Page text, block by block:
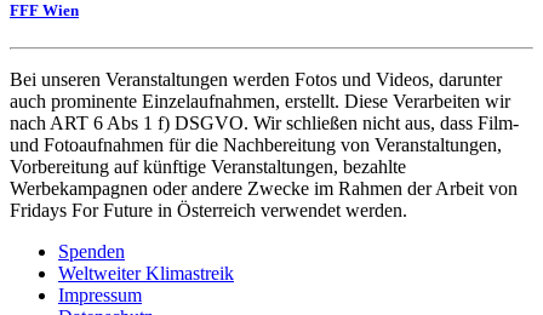
FFF Wien
Bei unseren Veranstaltungen werden Fotos und Videos, darunter
auch prominente Einzelaufnahmen, erstellt. Diese Verarbeiten wir
nach ART 6 Abs 1 f) DSGVO. Wir schließen nicht aus, dass Film-
und Fotoaufnahmen für die Nachbereitung von Veranstaltungen,
Vorbereitung auf künftige Veranstaltungen, bezahlte
Werbekampagnen oder andere Zwecke im Rahmen der Arbeit von
Fridays For Future in Österreich verwendet werden.
Spenden
Weltweiter Klimastreik
Impressum